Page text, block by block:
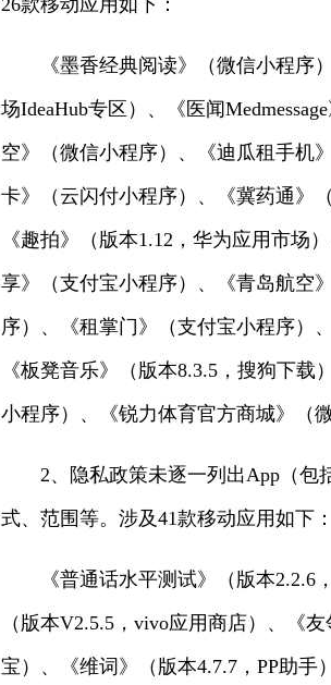
26款移动应用如下：
《墨香经典阅读》（微信小程
场IdeaHub专区）、《医闻
空》（微信小程序）、《迪瓜租手机
卡》（云闪付小程序）、《冀药通》
《趣拍》（版本1.12，华为应用市场
享》（支付宝小程序）、《青岛航空
序）、《租掌门》（支付宝小程序）
《板凳音乐》（版本8.3.5，搜狗下
小程序）、《锐力体育官方商城》（
2、隐私政策未逐一列出App（包
式、范围等。涉及41款移动应用如下：
《普通话水平测试》（版本2.2.6
（版本V2.5.5，vivo应用商店）、《
宝）、《维词》（版本4.7.7，PP助